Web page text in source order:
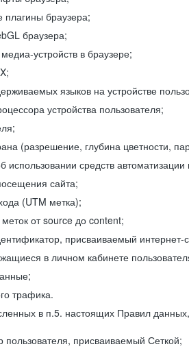
плагины браузера;
браузера;
устройств в браузере;
языков на устройстве
устройства пользователя;
(разрешение, глубина цветности,
средств автоматизации
сайта;
(UTM метка);
от source до content;
присваиваемый
в личном кабинете
трафика.
в п.5. настоящих Правил
пользователя, присваиваемый Сеткой;